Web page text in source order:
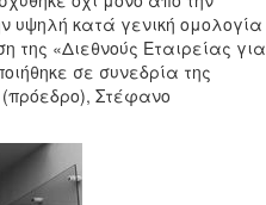
υψηλή κατά γενική ομολογία
της «Διεθνούς Εταιρείας για
σε συνεδρία της
Στέφανο